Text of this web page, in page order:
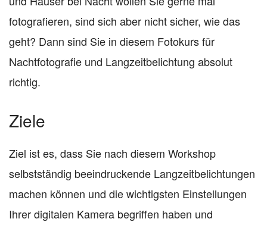
fotografieren, sind sich aber nicht sicher, wie das
geht? Dann sind Sie in diesem Fotokurs für
Nachtfotografie und Langzeitbelichtung absolut
richtig.
Ziele
Ziel ist es, dass Sie nach diesem Workshop
selbstständig beeindruckende Langzeitbelichtungen
machen können und die wichtigsten Einstellungen
Ihrer digitalen Kamera begriffen haben und